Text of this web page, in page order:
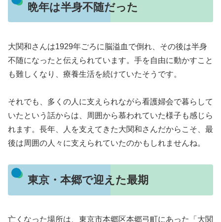
晩年は半身不随だった
大関和さんは1929年ごろに脳溢血で倒れ、その後は半身
不随になったと伝えられています。手を自由に動かすこと
も難しくなり、療養生活を続けていたそうです。
それでも、多くの人に支えられながら看護婦会で暮らして
いたという話からは、周囲から慕われていた様子も感じら
れます。長年、人を支えてきた大関和さんだからこそ、最
後は周囲の人々に支えられていたのかもしれませんね。
東京・本郷で迎えた最期
亡くなった場所は、東京市本郷区本郷弓町にあった「大関